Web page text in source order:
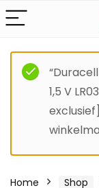
1,5 V
Home Shop